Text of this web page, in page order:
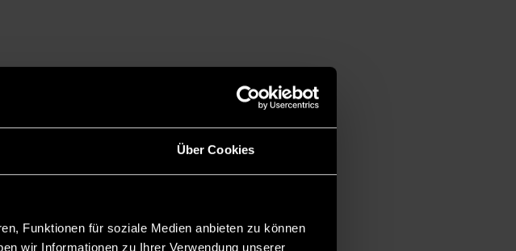
Über Cookies
Funktionen für soziale Medien anbieten zu können
wir Informationen zu Ihrer Verwendung unserer